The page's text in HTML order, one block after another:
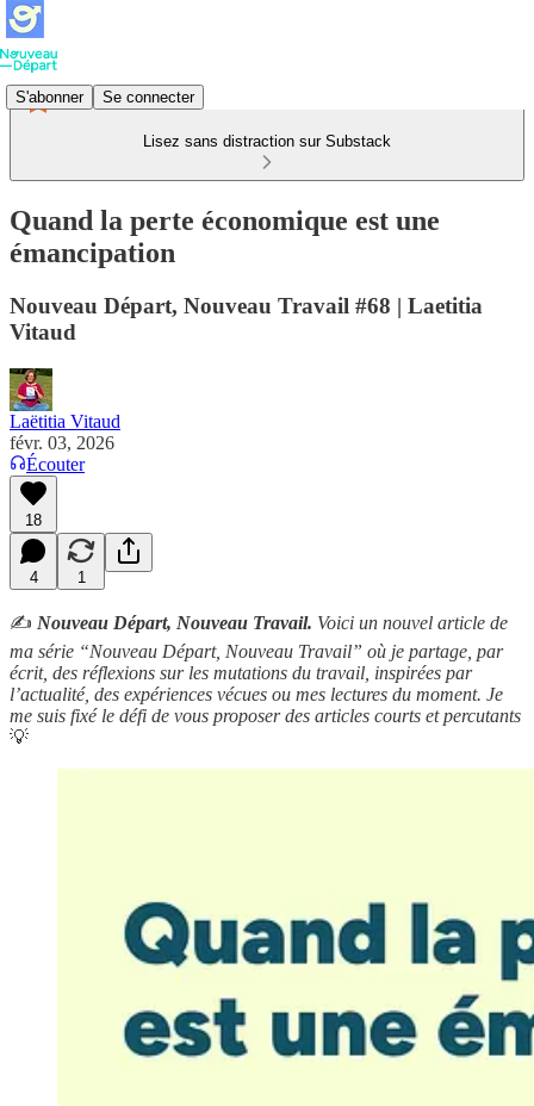
S'abonner Se connecter
Lisez sans distraction sur Substack
Quand la perte économique est une
émancipation
Nouveau Départ, Nouveau Travail #68 | Laetitia
Vitaud
Laëtitia Vitaud
févr. 03, 2026
Écouter
18
4 1
✍️ Nouveau Départ, Nouveau Travail. Voici un nouvel article de
ma série “Nouveau Départ, Nouveau Travail” où je partage, par
écrit, des réflexions sur les mutations du travail, inspirées par
l’actualité, des expériences vécues ou mes lectures du moment. Je
me suis fixé le défi de vous proposer des articles courts et percutants
💡